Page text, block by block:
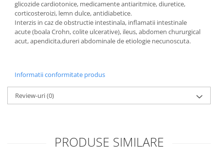
glicozide cardiotonice, medicamente antiaritmice, diuretice,
corticosteroizi, lemn dulce, antidiabetice.
Interzis in caz de obstructie intestinala, inflamatii intestinale
acute (boala Crohn, colite ulcerative), ileus, abdomen chururgical
acut, apendicita,dureri abdominale de etiologie necunoscuta.
Informatii conformitate produs
Review-uri(0)
PRODUSE SIMILARE